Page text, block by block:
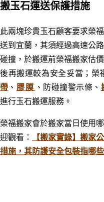
搬玉石運送保護措施
此兩塊珍貴玉石顧客要求榮
送到宜蘭，其須經過高速公
碰撞，於搬運前榮福搬家估
後再搬運較為安全妥當；榮
帶 、 膠膜 、 防碰撞警示條、
進行玉石搬運服務。
榮福搬家會於搬家當日使用
迎觀看：
【搬家實錄】搬家
措施，其防護安全包裝指哪